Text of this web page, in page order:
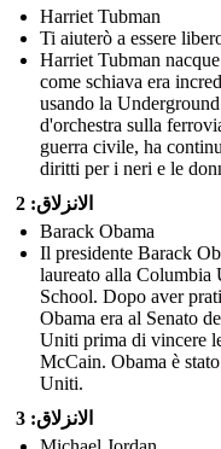
Harriet Tubman
Ti aiuterò a essere
Harriet Tubman
come schiava era
usando la
d'orchestra sulla
guerra civile, ha
diritti per i neri e le
الانزلاق: 2
Barack Obama
Il presidente Barack
laureato alla Columbia
School. Dopo aver
Obama era al Senato
Uniti prima di vincere
McCain. Obama è
Uniti.
الانزلاق: 3